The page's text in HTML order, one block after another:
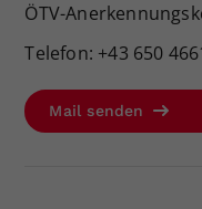
ÖTV-
Telefon: +43 650
Mail senden